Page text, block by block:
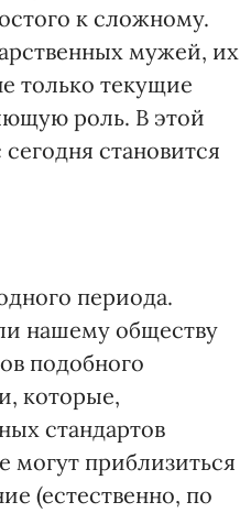
к сложному.
мужей, их
только текущие
роль. В этой
становится
периода.
нашему обществу
подобного
которые,
стандартов
могут приблизиться
(естественно, по